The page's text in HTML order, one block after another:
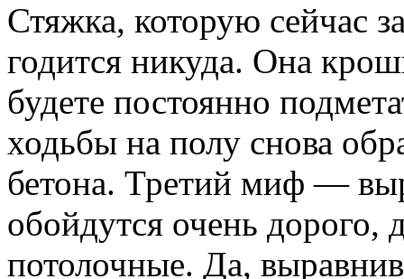
Стяжка, которую сейчас
годится никуда. Она
будете постоянно
ходьбы на полу снова
бетона. Третий миф —
обойдутся очень
потолочные. Да,